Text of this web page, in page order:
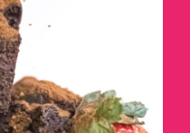
GÂTEAUX